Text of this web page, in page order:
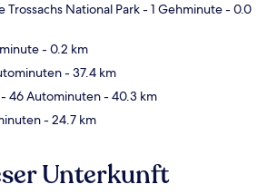
Trossachs National Park- 1 Gehminute- 0.0
- 0.2 km
- 37.4 km
- 46 Autominuten- 40.3 km
- 24.7 km
Unterkunft